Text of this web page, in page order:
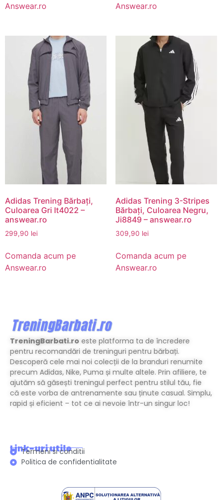
Answear.ro
Answear.ro
Adidas Trening Bărbați,
Culoarea Gri It4022 –
answear.ro
299,90 lei
Comanda acum pe
Answear.ro
Adidas Trening 3-Stripes
Bărbați, Culoarea Negru,
Ji8849 – answear.ro
309,90 lei
Comanda acum pe
Answear.ro
TreningBarbati.ro este platforma ta de încredere
pentru recomandări de treninguri pentru bărbați.
Descoperă cele mai noi colecții de la branduri renumite
precum Adidas, Nike, Puma și multe altele. Prin afiliere, te
ajutăm să găsești treningul perfect pentru stilul tău, fie
că este vorba de antrenamente sau ținute casual. Simplu,
rapid și eficient – tot ce ai nevoie într-un singur loc!
Link-uri utile
Termeni si conditii
Politica de confidentialitate